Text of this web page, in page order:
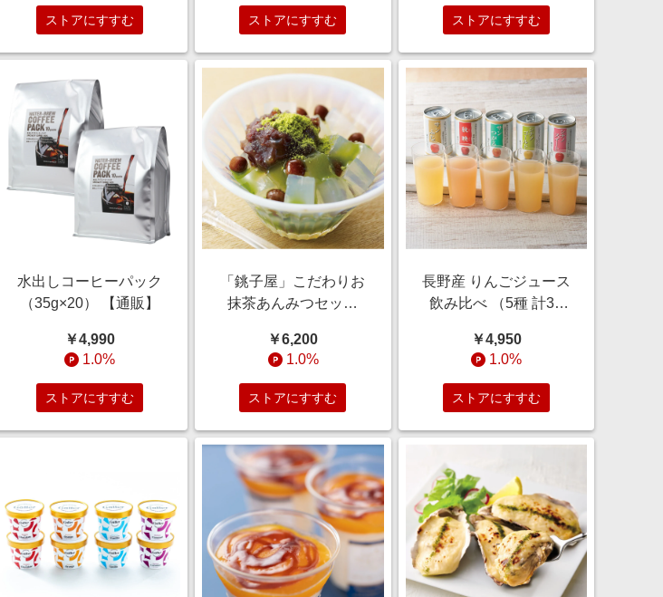
ストアにすすむ ストアにすすむ ストアにすすむ
水出しコーヒーパック
（35g×20） 【通販】
￥4,990
1.0%
ストアにすすむ
「銚子屋」こだわりお
抹茶あんみつセット
￥6,200
1.0%
ストアにすすむ
長野産 りんごジュース
飲み比べ （5種 計30
￥4,950
1.0%
ストアにすすむ